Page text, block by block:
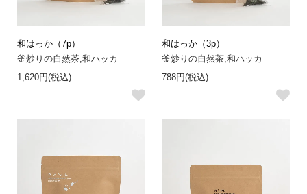
和はっか（7p）
釜炒りの自然茶,和ハッカ
1,620円(税込)
和はっか（3p）
釜炒りの自然茶,和ハッカ
788円(税込)